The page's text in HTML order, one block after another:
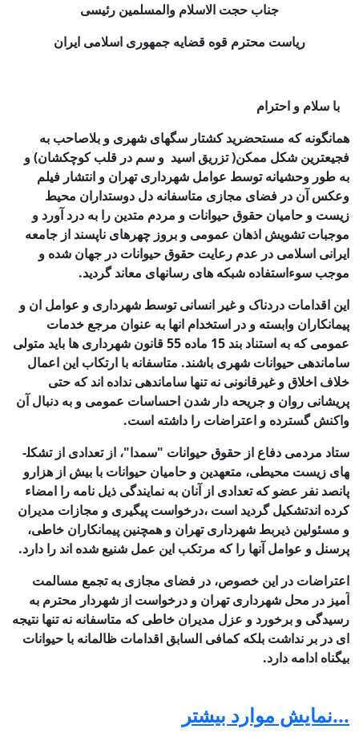
جناب حجت ­الاسلام والمسلمین رئیسی
ریاست محترم قوه قضایه جمهوری اسلامی ایران
با سلام و احترام
همانگونه که مستحضرید کشتار سگ­های شهری و بلاصاحب به
فجیع­ترین شکل ممکن( تزریق اسید و سم در قلب کوچک­شان) و
به­ طور وحشیانه توسط عوامل شهرداری تهران و انتشار فیلم
وعکس آن در فضای مجازی متاسفانه دل دوست­داران محیط
زیست و حامیان حقوق حیوانات و مردم متدین را به درد آورد و
موجبات تشویش اذهان عمومی و بروز چهره­ای ناپسند از جامعه
ایرانی اسلامی در عدم رعایت حقوق حیوانات در جهان شده و
موجب سوء­استفاده شبکه ­های رسانه­ای معاند گردید.
این اقدامات دردناک و غیر انسانی توسط شهرداری و عوامل ان و
پیمانکاران وابسته و در استخدام انها به عنوان مرجع خدمات
عمومی که به استناد بند 15 ماده 55 قانون شهرداری ها باید متولی
ساماندهی حیوانات شهری باشند. متاسفانه با ارتکاب این اعمال
خلاف اخلاق و غیرقانونی نه تنها ساماندهی نداده اند که حتی
پریشانی روان و جریحه دار شدن احساسات عمومی و به دنبال آن
واکنش گسترده و اعتراضات را داشته است.
ستاد مردمی دفاع از حقوق حیوانات "سمدا"، از تعدادی از تشکل­
های زیست محیطی، متعهدین و حامیان حیوانات با بیش از هزارو
پانصد نفر عضو که تعدادی از آنان به نمایندگی ذیل نامه را امضاء
کرده اندتشکیل گردید است ،درخواست پیگیری و مجازات مدیران
و مسئولین ذیربط شهرداری تهران و همچنین پیمانکاران خاطی،
پرسنل و عوامل آن­ها را که مرتکب این عمل شنیع شده­ اند را دارد.
اعتراضات در این خصوص، در فضای مجازی به تجمع مسالمت
آمیز در محل شهرداری تهران و درخواست از شهردار محترم به
رسیدگی و برخورد و عزل مدیران خاطی که متاسفانه نه تنها نتیجه
­ای در بر نداشت بلکه کمافی­ السابق اقدامات ظالمانه با حیوانات
بی­گناه ادامه دارد.
ساماندهی سگ­های بلاصاحب در شهر را به ­عهده دارد :
...نمایش موارد بیشتر